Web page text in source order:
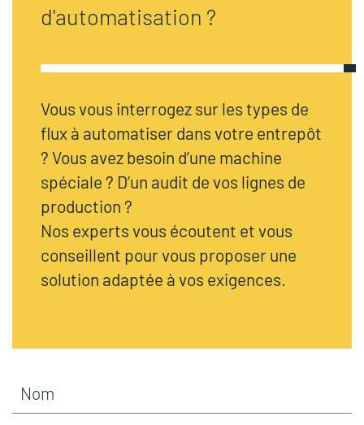
d'automatisation ?
Vous vous interrogez sur les types de
flux à automatiser dans votre entrepôt
? Vous avez besoin d’une machine
spéciale ? D’un audit de vos lignes de
production ?
Nos experts vous écoutent et vous
conseillent pour vous proposer une
solution adaptée à vos exigences.